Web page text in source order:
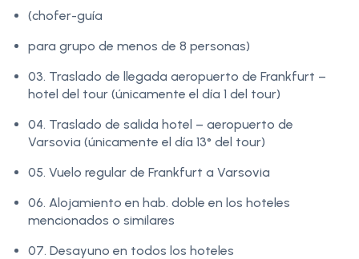
(chofer-guía
para grupo de menos de 8 personas)
03. Traslado de llegada aeropuerto de Frankfurt –
hotel del tour (únicamente el día 1 del tour)
04. Traslado de salida hotel – aeropuerto de
Varsovia (únicamente el día 13° del tour)
05. Vuelo regular de Frankfurt a Varsovia
06. Alojamiento en hab. doble en los hoteles
mencionados o similares
07. Desayuno en todos los hoteles